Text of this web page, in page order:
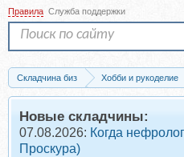
Правила Служба поддержки
Складчина биз Хобби и рукоделие
Запись Вязание сумки «Цветы» (Аня
Новые складчины:
07.08.2026: Когда
Проскура)